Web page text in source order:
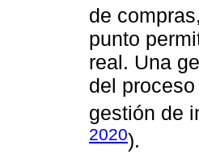
de
punto
real. Una
del
gestión de
2020).